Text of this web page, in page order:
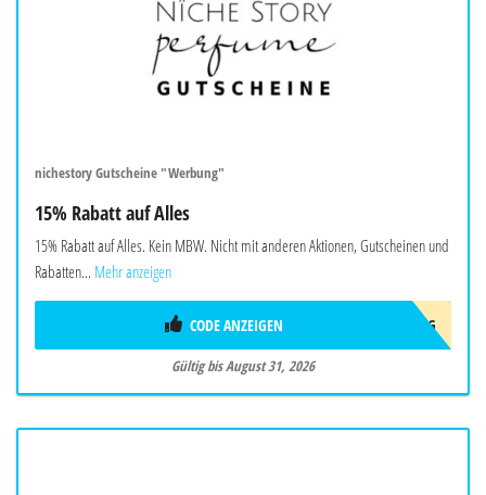
nichestory Gutscheine "Werbung"
15% Rabatt auf Alles
15% Rabatt auf Alles. Kein MBW. Nicht mit anderen Aktionen, Gutscheinen und
Rabatten... Mehr anzeigen
AUG
CODE ANZEIGEN
Gültig bis August 31, 2026